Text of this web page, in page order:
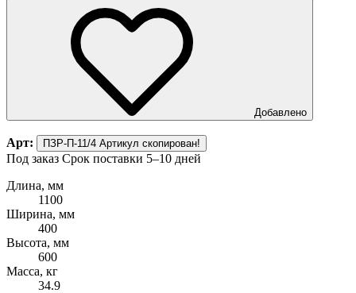
Добавлено
Арт: ПЗР-П-11/4 Артикул скопирован!
Под заказ Срок поставки 5–10 дней
Длина, мм
1100
Ширина, мм
400
Высота, мм
600
Масса, кг
34.9